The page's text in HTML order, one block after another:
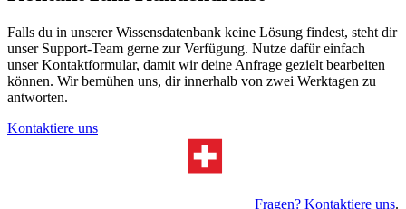
Falls du in unserer Wissensdatenbank keine Lösung findest, steht dir
unser Support-Team gerne zur Verfügung. Nutze dafür einfach
unser Kontaktformular, damit wir deine Anfrage gezielt bearbeiten
können. Wir bemühen uns, dir innerhalb von zwei Werktagen zu
antworten.
Kontaktiere uns
Fragen? Kontaktiere uns.